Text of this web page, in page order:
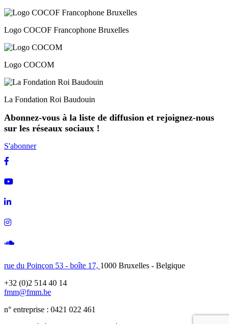
Logo COCOF Francophone Bruxelles
Logo COCOM
La Fondation Roi Baudouin
Abonnez-vous à la liste de diffusion et rejoignez-nous
sur les réseaux sociaux !
S'abonner
rue du Poinçon 53 - boîte 17, 1000 Bruxelles - Belgique
+32 (0)2 514 40 14
fmm@fmm.be
n° entreprise : 0421 022 461